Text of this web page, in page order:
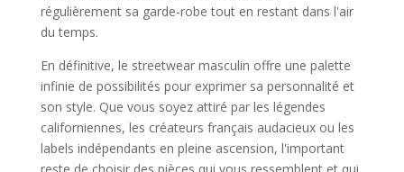
régulièrement sa garde-robe tout en restant dans l'air
du temps.
En définitive, le streetwear masculin offre une palette
infinie de possibilités pour exprimer sa personnalité et
son style. Que vous soyez attiré par les légendes
californiennes, les créateurs français audacieux ou les
labels indépendants en pleine ascension, l'important
reste de choisir des pièces qui vous ressemblent et qui